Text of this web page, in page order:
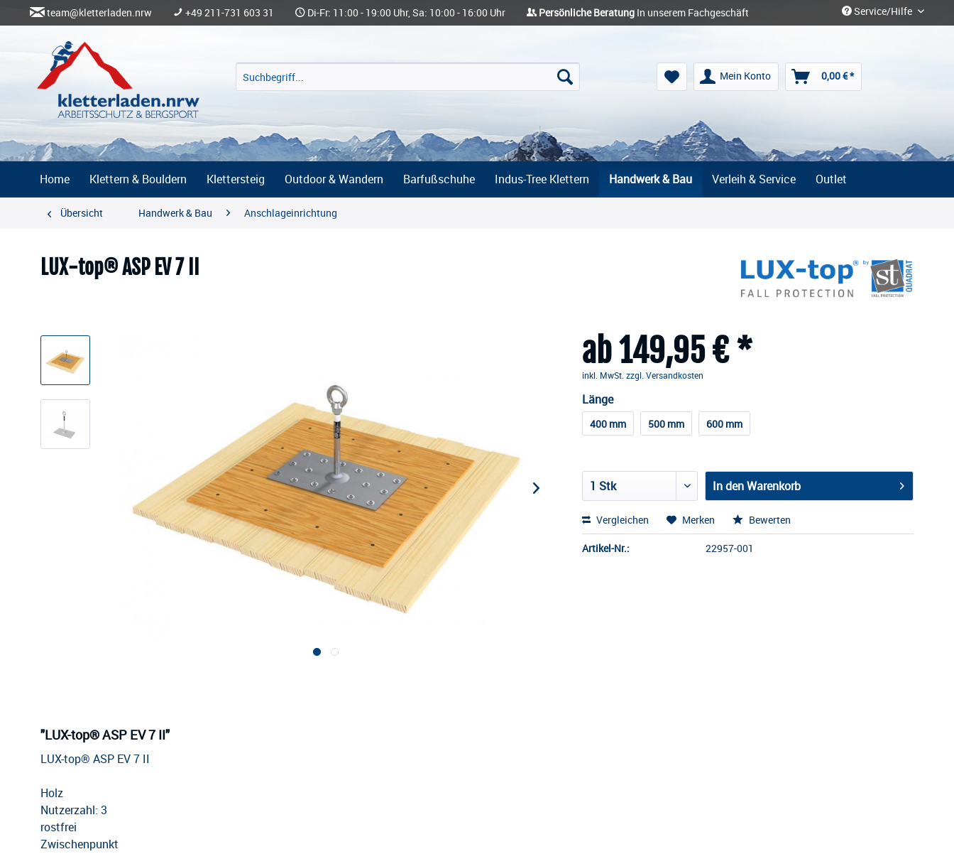
team@kletterladen.nrw +49 211-731 603 31 Di-Fr: 11:00 - 19:00 Uhr, Sa: 10:00 - 16:00 Uhr Persönliche Beratung In unserem Fachgeschäft Service/Hilfe
Mein Konto 0,00 € *
Home Klettern & Bouldern Klettersteig Outdoor & Wandern Barfußschuhe Indus-Tree Klettern Handwerk & Bau Verleih & Service Outlet
Übersicht Handwerk & Bau Anschlageinrichtung
LUX-top® ASP EV 7 II
ab 149,95 € *
inkl. MwSt. zzgl. Versandkosten
Länge
400 mm 500 mm 600 mm
In den Warenkorb
Vergleichen Merken Bewerten
Artikel-Nr.: 22957-001
"LUX-top® ASP EV 7 II"
LUX-top® ASP EV 7 II
Holz
Nutzerzahl: 3
rostfrei
Zwischenpunkt